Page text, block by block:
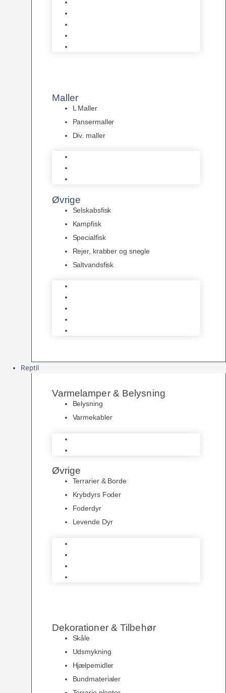
Maller
L Maller
Pansermaller
Div. maller
Øvrige
Selskabsfisk
Kampfisk
Specialfisk
Rejer, krabber og snegle
Saltvandsfisk
Reptil
Varmelamper & Belysning
Belysning
Varmekabler
Øvrige
Terrarier & Borde
Krybdyrs Foder
Foderdyr
Levende Dyr
Dekorationer & Tilbehør
Skåle
Udsmykning
Hjælpemidler
Bundmaterialer